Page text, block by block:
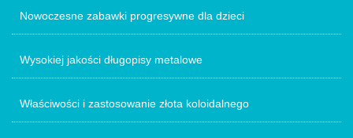
Nowoczesne zabawki progresywne dla dzieci
Wysokiej jakości długopisy metalowe
Właściwości i zastosowanie złota koloidalnego